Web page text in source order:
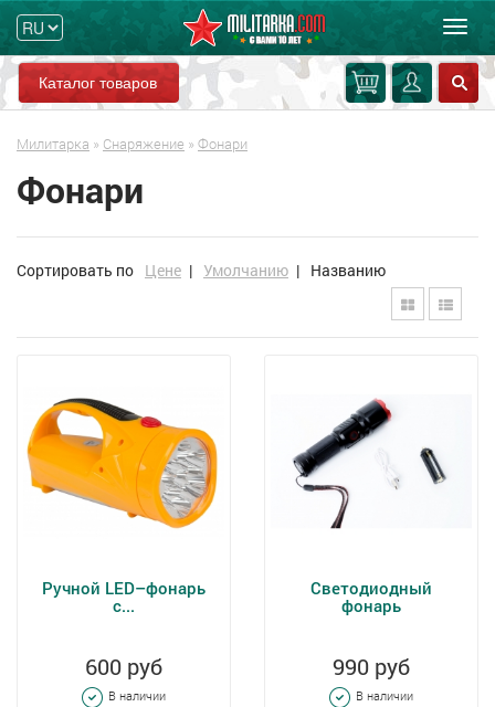
Каталог товаров
Милитарка » Снаряжение » Фонари
Фонари
Сортировать по Цене | Умолчанию | Названию
Ручной LED–фонарь
с...
600 руб
В наличии
Светодиодный
фонарь
990 руб
В наличии